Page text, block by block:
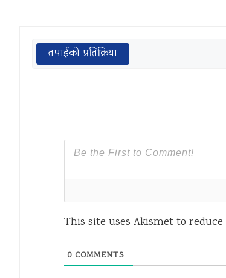
तपाईको प्रतिक्रिया
This site uses Akismet to reduce
0 COMMENTS